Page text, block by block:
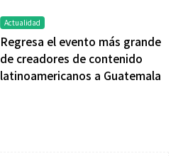
Actualidad
Regresa el evento más grande
de creadores de contenido
latinoamericanos a Guatemala